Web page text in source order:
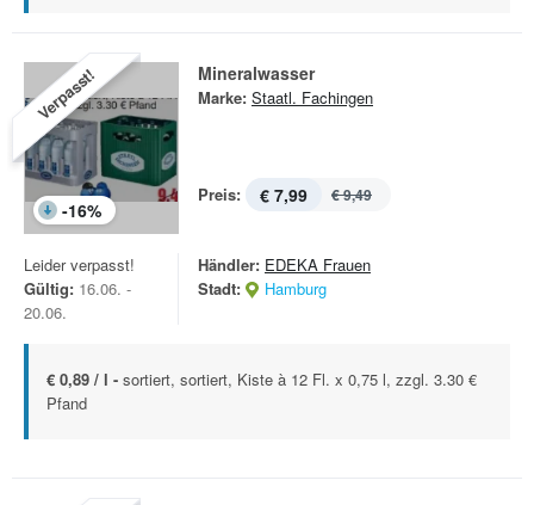
Verpasst!
-16%
Mineralwasser
Marke: Staatl. Fachingen
Preis: € 7,99 € 9,49
Leider verpasst!
Gültig: 16.06. -
20.06.
Händler: EDEKA Frauen
Stadt:
Hamburg
€ 0,89 / l - sortiert, sortiert, Kiste à 12 Fl. x 0,75 l, zzgl. 3.30 €
Pfand